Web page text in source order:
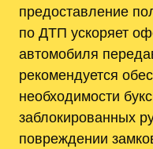
предоставление
по ДТП ускоряет
автомобиля
рекомендуется
необходимости
заблокированных
повреждении